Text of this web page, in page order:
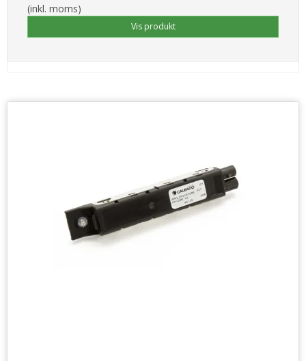
(inkl. moms)
Vis produkt